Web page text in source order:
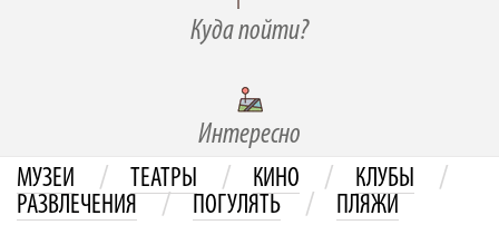
Куда пойти?
Интересно
МУЗЕИ / ТЕАТРЫ / КИНО / КЛУБЫ /
РАЗВЛЕЧЕНИЯ / ПОГУЛЯТЬ / ПЛЯЖИ